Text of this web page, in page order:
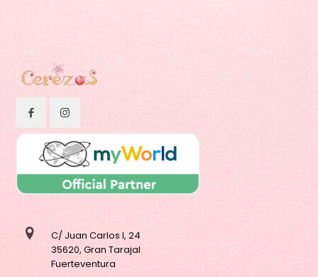
C/ Juan Carlos I, 24
35620, Gran Tarajal
Fuerteventura